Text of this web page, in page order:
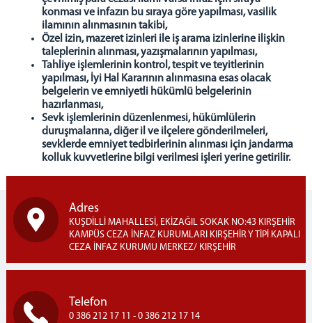
Telefon Görüş Günleri
Kapalı Görüş Günleri
Açık Görüş Günleri
İLETİŞİM
konması ve infazın bu sıraya göre yapılması, vasilik
ilamının alınmasının takibi,
Özel izin, mazeret izinleri ile iş arama izinlerine ilişkin
taleplerinin alınması, yazışmalarının yapılması,
Tahliye işlemlerinin kontrol, tespit ve teyitlerinin
yapılması, İyi Hal Kararının alınmasına esas olacak
belgelerin ve emniyetli hükümlü belgelerinin
hazırlanması,
Sevk işlemlerinin düzenlenmesi, hükümlülerin
duruşmalarına, diğer il ve ilçelere gönderilmeleri,
sevklerde emniyet tedbirlerinin alınması için jandarma
kolluk kuvvetlerine bilgi verilmesi işleri yerine getirilir.
Adres
KUŞDİLLİ MAHALLESİ, EKİZAĞIL SOKAK NO:43 KIRŞEHİR
KAMPÜS CEZA İNFAZ KURUMLARI KIRŞEHİR Y TİPİ KAPALI
CEZA İNFAZ KURUMU MERKEZ/ KIRŞEHİR
Telefon
0 386 212 17 11 - 0 386 212 17 14